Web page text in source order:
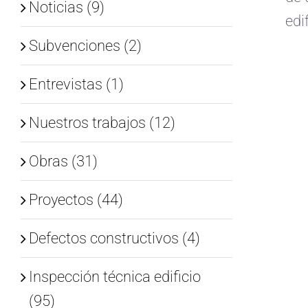
Noticias (9)
Subvenciones (2)
Entrevistas (1)
Nuestros trabajos (12)
Obras (31)
Proyectos (44)
Defectos constructivos (4)
Inspección técnica edificio
(95)